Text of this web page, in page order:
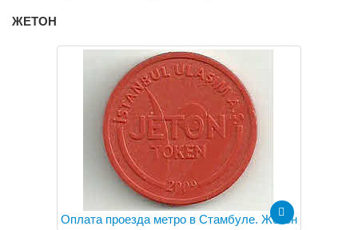
ЖЕТОН
Оплата проезда метро в Стамбуле. Жетон